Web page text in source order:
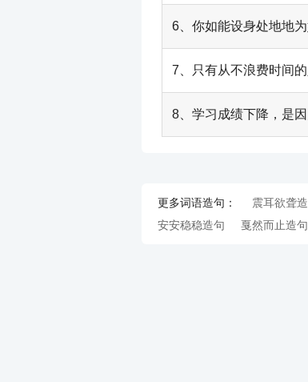
6、你如能设身处地地
7、只有从不浪费时间
8、学习成绩下降，是
更多词语造句： 震耳欲聋
安安稳稳造句
戛然而止造句